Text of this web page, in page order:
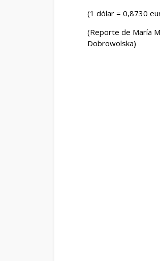
(1 dólar = 0,8730
(Reporte de María
Dobrowolska)